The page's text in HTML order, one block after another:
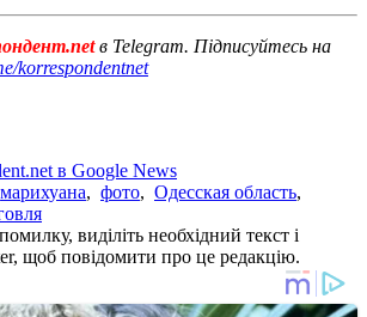
в Telegram. Підписуйтесь на
korrespondentnet
в Google News
марихуана, фото, Одесская область,
виділіть необхідний текст і
щоб повідомити про це редакцію.